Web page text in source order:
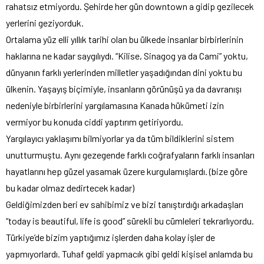
rahatsız etmiyordu. Şehirde her gün downtown a gidip gezilecek
yerlerini geziyorduk.
Ortalama yüz elli yıllık tarihi olan bu ülkede insanlar birbirlerinin
haklarına ne kadar saygılıydı. “Kilise, Sinagog ya da Cami” yoktu,
dünyanın farklı yerlerinden milletler yaşadığından dini yoktu bu
ülkenin. Yaşayış biçimiyle, insanların görünüşü ya da davranışı
nedeniyle birbirlerini yargılamasına Kanada hükümeti izin
vermiyor bu konuda ciddi yaptırım getiriyordu.
Yargılayıcı yaklaşımı bilmiyorlar ya da tüm bildiklerini sistem
unutturmuştu. Aynı gezegende farklı coğrafyaların farklı insanları
hayatlarını hep güzel yasamak üzere kurgulamışlardı. (bize göre
bu kadar olmaz dedirtecek kadar)
Geldiğimizden beri ev sahibimiz ve bizi tanıştırdığı arkadaşları
“today is beautiful, life is good” sürekli bu cümleleri tekrarlıyordu.
Türkiye’de bizim yaptığımız işlerden daha kolay işler de
yapmıyorlardı. Tuhaf geldi yapmacık gibi geldi kişisel anlamda bu